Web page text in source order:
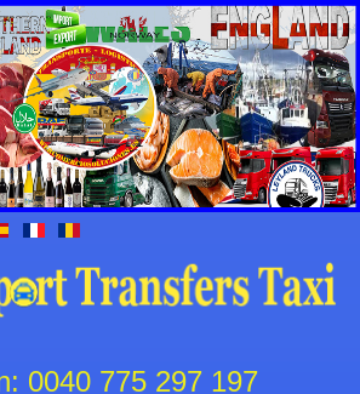
0040 775 297 197